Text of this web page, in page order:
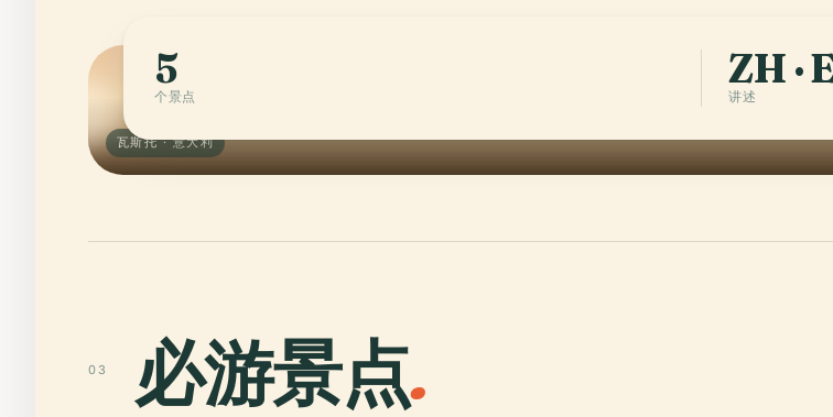
瓦斯托 · 意大利
5
个景点
ZH ·
讲述
03 必游景点.